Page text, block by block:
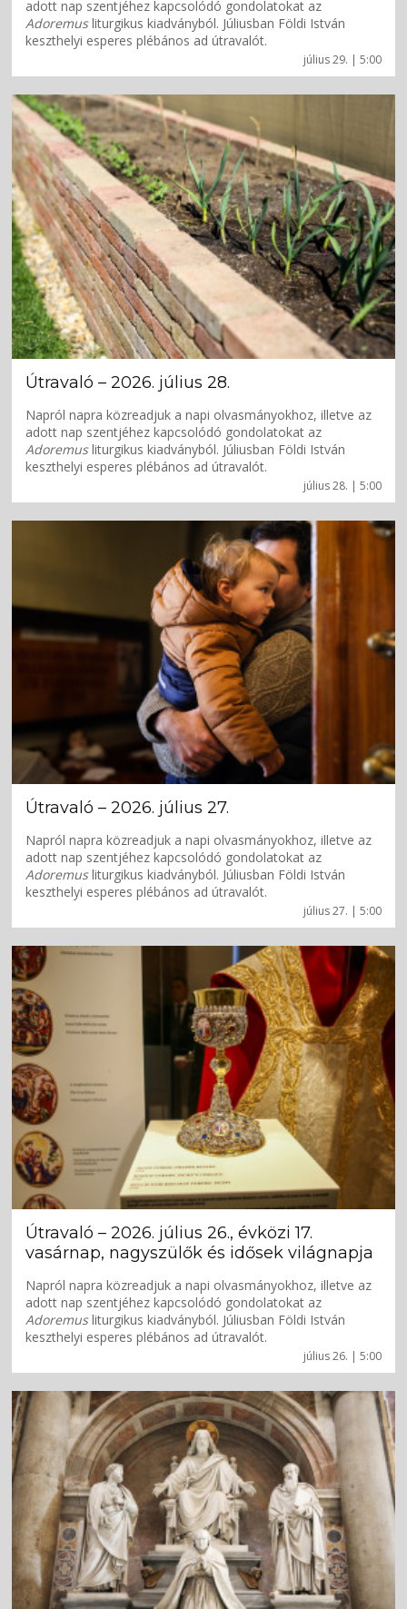
július 29. | 5:00
adott nap szentjéhez kapcsolódó gondolatokat az
Adoremusliturgikus kiadványból. Júliusban Földi István
keszthelyi esperes plébános ad útravalót.
július 28. | 5:00
Útravaló – 2026. július 28.
Napról napra közreadjuk a napi olvasmányokhoz, illetve az
adott nap szentjéhez kapcsolódó gondolatokat az
Adoremusliturgikus kiadványból. Júliusban Földi István
keszthelyi esperes plébános ad útravalót.
július 27. | 5:00
Útravaló – 2026. július 27.
Napról napra közreadjuk a napi olvasmányokhoz, illetve az
adott nap szentjéhez kapcsolódó gondolatokat az
Adoremusliturgikus kiadványból. Júliusban Földi István
keszthelyi esperes plébános ad útravalót.
július 26. | 5:00
Útravaló – 2026. július 26., évközi 17.
vasárnap, nagyszülők és idősek világnapja
Napról napra közreadjuk a napi olvasmányokhoz, illetve az
adott nap szentjéhez kapcsolódó gondolatokat az
Adoremusliturgikus kiadványból. Júliusban Földi István
keszthelyi esperes plébános ad útravalót.